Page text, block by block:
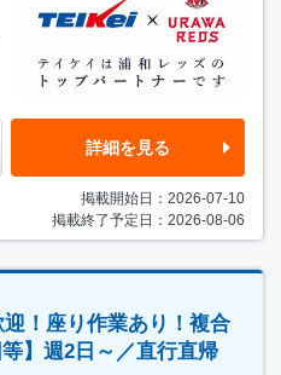
詳細を見る
掲載開始日：2026-07-10
掲載終了予定日：2026-08-06
！座り作業あり！複合
】週2日～／直行直帰